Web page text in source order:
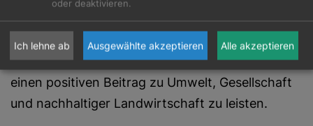
den so wichtigen Lebensraum vorfinden.
Diese Initiativen spiegeln unser Bestreben wider,
einen positiven Beitrag zu Umwelt, Gesellschaft
und nachhaltiger Landwirtschaft zu leisten.
oder deaktivieren.
Ich lehne ab Ausgewählte akzeptieren Alle akzeptieren